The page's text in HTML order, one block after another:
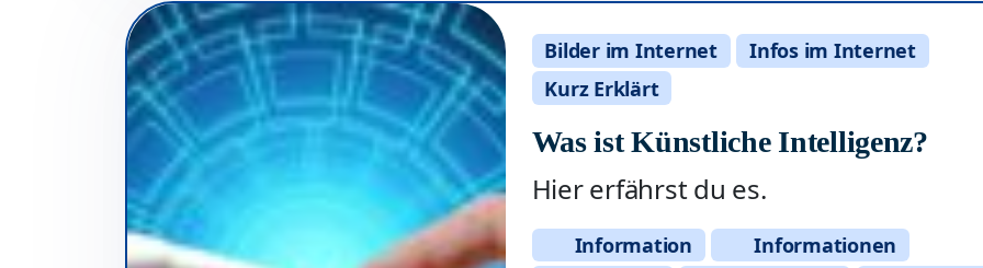
Bilder im Internet
Infos im Internet
Kurz Erklärt
Was ist Künstliche Intelligenz?
Hier erfährst du es.
Information
Informationen